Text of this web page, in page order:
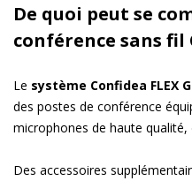
De quoi peut se
conférence sans fil
Le système Confidea FLEX
des postes de conférence
microphones de haute
Des accessoires